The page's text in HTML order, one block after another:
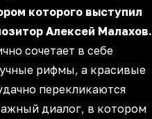
которого выступил
Алексей Малахов.
сочетает в себе
рифмы, а красивые
перекликаются
диалог, в котором